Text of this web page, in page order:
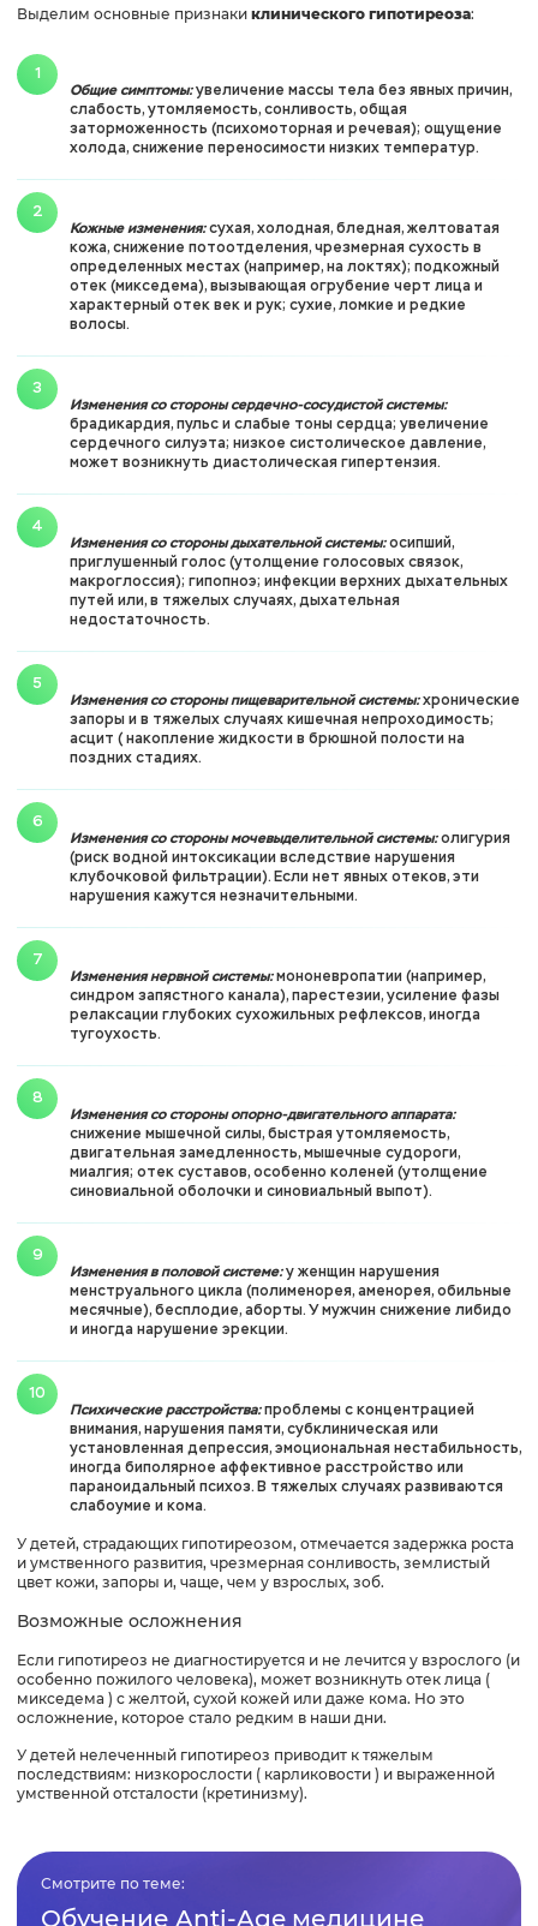
Выделим основные признаки клинического гипотиреоза:
Общие симптомы:увеличение массы тела без явных причин,
слабость, утомляемость, сонливость, общая
заторможенность (психомоторная и речевая); ощущение
холода, снижение переносимости низких температур.
Кожные изменения:сухая, холодная, бледная, желтоватая
кожа, снижение потоотделения, чрезмерная сухость в
определенных местах (например, на локтях); подкожный
отек (микседема), вызывающая огрубение черт лица и
характерный отек век и рук; сухие, ломкие и редкие
волосы.
Изменения со стороны сердечно-сосудистой системы:
брадикардия, пульс и слабые тоны сердца; увеличение
сердечного силуэта; низкое систолическое давление,
может возникнуть диастолическая гипертензия.
Изменения со стороны дыхательной системы:осипший,
приглушенный голос (утолщение голосовых связок,
макроглоссия); гипопноэ; инфекции верхних дыхательных
путей или, в тяжелых случаях, дыхательная
недостаточность.
Изменения со стороны пищеварительной системы:хронические
запоры и в тяжелых случаях кишечная непроходимость;
асцит ( накопление жидкости в брюшной полости на
поздних стадиях.
Изменения со стороны мочевыделительной системы:олигурия
(риск водной интоксикации вследствие нарушения
клубочковой фильтрации). Если нет явных отеков, эти
нарушения кажутся незначительными.
Изменения нервной системы:мононевропатии (например,
синдром запястного канала), парестезии, усиление фазы
релаксации глубоких сухожильных рефлексов, иногда
тугоухость.
Изменения со стороны опорно-двигательного аппарата:
снижение мышечной силы, быстрая утомляемость,
двигательная замедленность, мышечные судороги,
миалгия; отек суставов, особенно коленей (утолщение
синовиальной оболочки и синовиальный выпот).
Изменения в половой системе:у женщин нарушения
менструального цикла (полименорея, аменорея, обильные
месячные), бесплодие, аборты. У мужчин снижение либидо
и иногда нарушение эрекции.
Психические расстройства:проблемы с концентрацией
внимания, нарушения памяти, субклиническая или
установленная депрессия, эмоциональная нестабильность,
иногда биполярное аффективное расстройство или
параноидальный психоз. В тяжелых случаях развиваются
слабоумие и кома.
У детей, страдающих гипотиреозом, отмечается задержка роста
и умственного развития, чрезмерная сонливость, землистый
цвет кожи, запоры и, чаще, чем у взрослых, зоб.
Возможные осложнения
Если гипотиреоз не диагностируется и не лечится у взрослого (и
особенно пожилого человека), может возникнуть отек лица (
микседема ) с желтой, сухой кожей или даже кома. Но это
осложнение, которое стало редким в наши дни.
У детей нелеченный гипотиреоз приводит к тяжелым
последствиям: низкорослости ( карликовости ) и выраженной
умственной отсталости (кретинизму).
Смотрите по теме:
Обучение Anti-Age медицине